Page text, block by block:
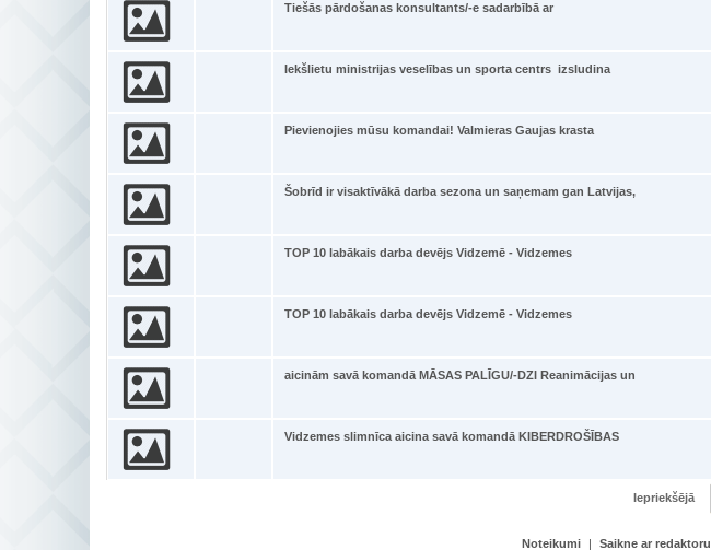
Tiešās pārdošanas konsultants/-e sadarbībā ar
Iekšlietu ministrijas veselības un sporta centrs izsludina
Pievienojies mūsu komandai! Valmieras Gaujas krasta
Šobrīd ir visaktīvākā darba sezona un saņemam gan Latvijas,
TOP 10 labākais darba devējs Vidzemē - Vidzemes
TOP 10 labākais darba devējs Vidzemē - Vidzemes
aicinām savā komandā MĀSAS PALĪGU/-DZI Reanimācijas un
Vidzemes slimnīca aicina savā komandā KIBERDROŠĪBAS
Iepriekšējā
Noteikumi | Saikne ar redaktoru